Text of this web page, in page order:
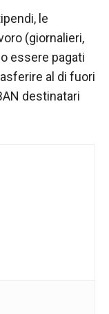
le
(giornalieri,
essere pagati
al di fuori
destinatari